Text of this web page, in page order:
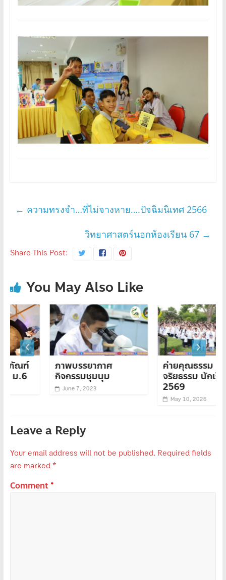
← ความทรงจำ…ที่ไม่จางหาย….ปัจฉิมนิเทศ 2566
วิทยาศาสตร์นอกห้องเรียน 67 →
Share This Post:
You May Also Like
ภาพบรรยากาศ
กิจกรรมชุมนุม
June 7, 2023
ค่ายคุณธรรม
จริยธรรม นักเรียนใหม่
May 10, 2026
Leave a Reply
Your email address will not be published. Required fields
are marked *
Comment *